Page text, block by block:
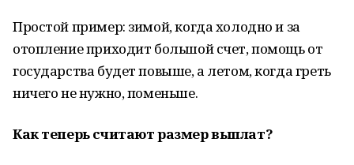
Простой пример: зимой, когда холодно и за
отопление приходит большой счет, помощь от
государства будет повыше, а летом, когда греть
ничего не нужно, поменьше.
Как теперь считают размер выплат?